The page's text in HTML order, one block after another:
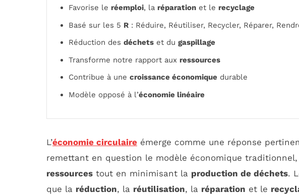
Favorise le réemploi, la réparation et le recyclage
Basé sur les 5 R : Réduire, Réutiliser, Recycler, Réparer,
Réduction des déchets et du gaspillage
Transforme notre rapport aux ressources
Contribue à une croissance économique durable
Modèle opposé à l’économie linéaire
L’économie circulaire émerge comme une réponse
remettant en question le modèle économique
ressources tout en minimisant la production de déchets.
que la réduction, la réutilisation, la réparation et le